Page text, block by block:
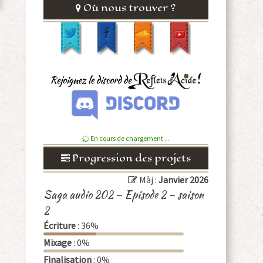
Où nous trouver ?
En cours de chargement ...
Progression des projets
Màj : Janvier 2026
Saga audio 202 – Episode 2 – saison
2
Écriture: 36%
Mixage: 0%
Finalisation: 0%